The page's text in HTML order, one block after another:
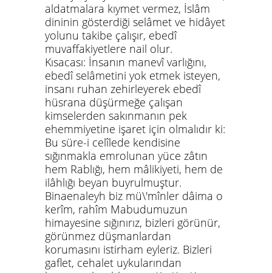
aldatmalara kıymet vermez, İslâm
dininin gösterdiği selâmet ve hidâyet
yolunu takibe çalışır, ebedî
muvaffakiyetlere nail olur.
Kısacası: İnsanın manevî varlığını,
ebedî selâmetini yok etmek isteyen,
insanı ruhan zehirleyerek ebedî
hüsrana düşürmeğe çalışan
kimselerden sakınmanın pek
ehemmiyetine işaret için olmalıdır ki:
Bu süre-i celîlede kendisine
sığınmakla emrolunan yüce zâtın
hem Rablığı, hem mâlikiyeti, hem de
ilâhlığı beyan buyrulmuştur.
Binaenaleyh biz mü\'mînler dâima o
kerîm, rahîm Mabudumuzun
himayesine sığınırız, bizleri görünür,
görünmez düşmanlardan
korumasını istirham eyleriz. Bizleri
gaflet, cehalet uykularından